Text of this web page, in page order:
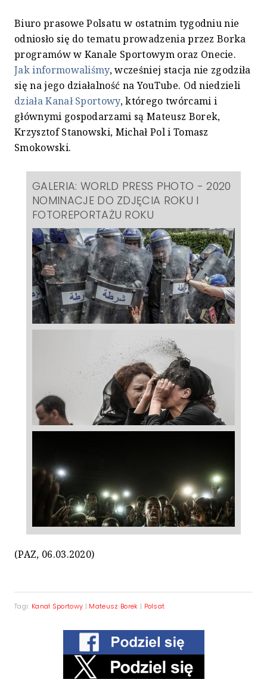
Biuro prasowe Polsatu w ostatnim tygodniu nie
odniosło się do tematu prowadzenia przez Borka
programów w Kanale Sportowym oraz Onecie.
Jak informowaliśmy, wcześniej stacja nie zgodziła
się na jego działalność na YouTube. Od niedzieli
działa Kanał Sportowy, którego twórcami i
głównymi gospodarzami są Mateusz Borek,
Krzysztof Stanowski, Michał Pol i Tomasz
Smokowski.
GALERIA: WORLD PRESS PHOTO - 2020
NOMINACJE DO ZDJĘCIA ROKU I
FOTOREPORTAŻU ROKU
(PAZ, 06.03.2020)
Tagi: Kanał Sportowy | Mateusz Borek | Polsat